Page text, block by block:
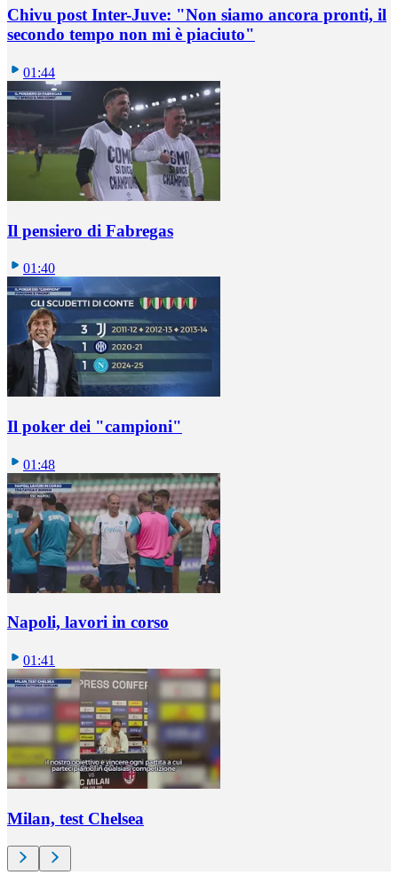
Chivu post Inter-Juve: "Non siamo ancora pronti, il
secondo tempo non mi è piaciuto"
01:44
Il pensiero di Fabregas
01:40
Il poker dei "campioni"
01:48
Napoli, lavori in corso
01:41
Milan, test Chelsea